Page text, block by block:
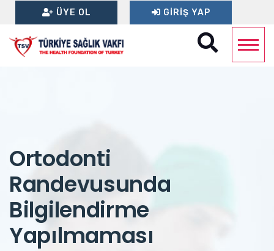
ÜYE OL GIRIŞ YAP
Ortodonti
Randevusunda
Bilgilendirme
Yapılmaması